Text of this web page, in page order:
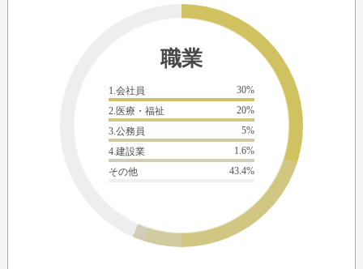
職業
1.会社員
30%
2.医療・福祉
20%
3.公務員
5%
4.建設業
1.6%
その他
43.4%